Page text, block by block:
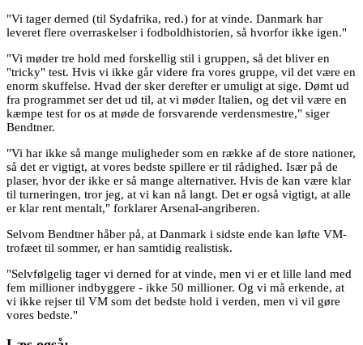
"Vi tager derned (til Sydafrika, red.) for at vinde. Danmark har
leveret flere overraskelser i fodboldhistorien, så hvorfor ikke igen."
"Vi møder tre hold med forskellig stil i gruppen, så det bliver en
"tricky" test. Hvis vi ikke går videre fra vores gruppe, vil det være en
enorm skuffelse. Hvad der sker derefter er umuligt at sige. Dømt ud
fra programmet ser det ud til, at vi møder Italien, og det vil være en
kæmpe test for os at møde de forsvarende verdensmestre," siger
Bendtner.
"Vi har ikke så mange muligheder som en række af de store nationer,
så det er vigtigt, at vores bedste spillere er til rådighed. Især på de
plaser, hvor der ikke er så mange alternativer. Hvis de kan være klar
til turneringen, tror jeg, at vi kan nå langt. Det er også vigtigt, at alle
er klar rent mentalt," forklarer Arsenal-angriberen.
Selvom Bendtner håber på, at Danmark i sidste ende kan løfte VM-
trofæet til sommer, er han samtidig realistisk.
"Selvfølgelig tager vi derned for at vinde, men vi er et lille land med
fem millioner indbyggere - ikke 50 millioner. Og vi må erkende, at
vi ikke rejser til VM som det bedste hold i verden, men vi vil gøre
vores bedste."